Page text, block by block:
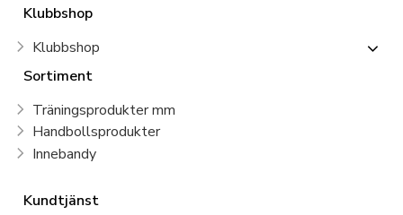
Klubbshop
Klubbshop
Sortiment
Träningsprodukter mm
Handbollsprodukter
Innebandy
Kundtjänst